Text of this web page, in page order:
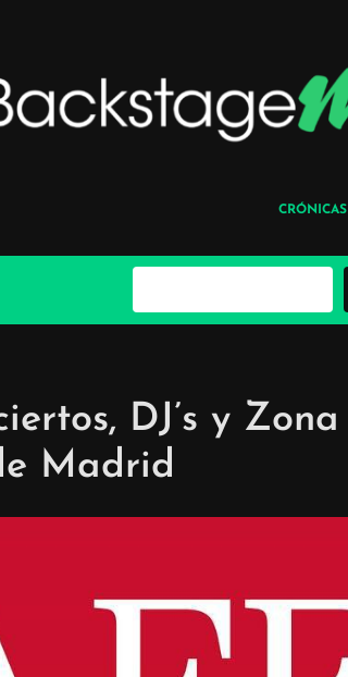
CRÓNICAS
B
c
DJ’s y Zona
Madrid